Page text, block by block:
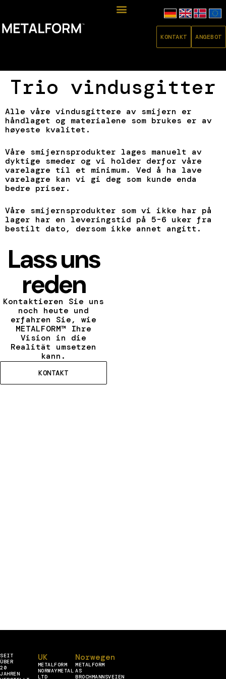
KONTAKT ANGEBOT
Trio vindusgitter
Alle våre vindusgittere av smijern er
håndlaget og materialene som brukes er av
høyeste kvalitet.
Våre smijernsprodukter lages manuelt av
dyktige smeder og vi holder derfor våre
varelagre til et minimum. Ved å ha lave
varelagre kan vi gi deg som kunde enda
bedre priser.
Våre smijernsprodukter som vi ikke har på
lager har en leveringstid på 5-6 uker fra
bestilt dato, dersom ikke annet angitt.
Lass uns
reden
Kontaktieren Sie uns
noch heute und
erfahren Sie, wie
METALFORM™ Ihre
Vision in die
Realität umsetzen
kann.
KONTAKT
SEIT
ÜBER
20
JAHREN
UK
METALFORM
NORWAYMETAL
LTD
Norwegen
METALFORM
AS
BROCHMANNSVEIEN